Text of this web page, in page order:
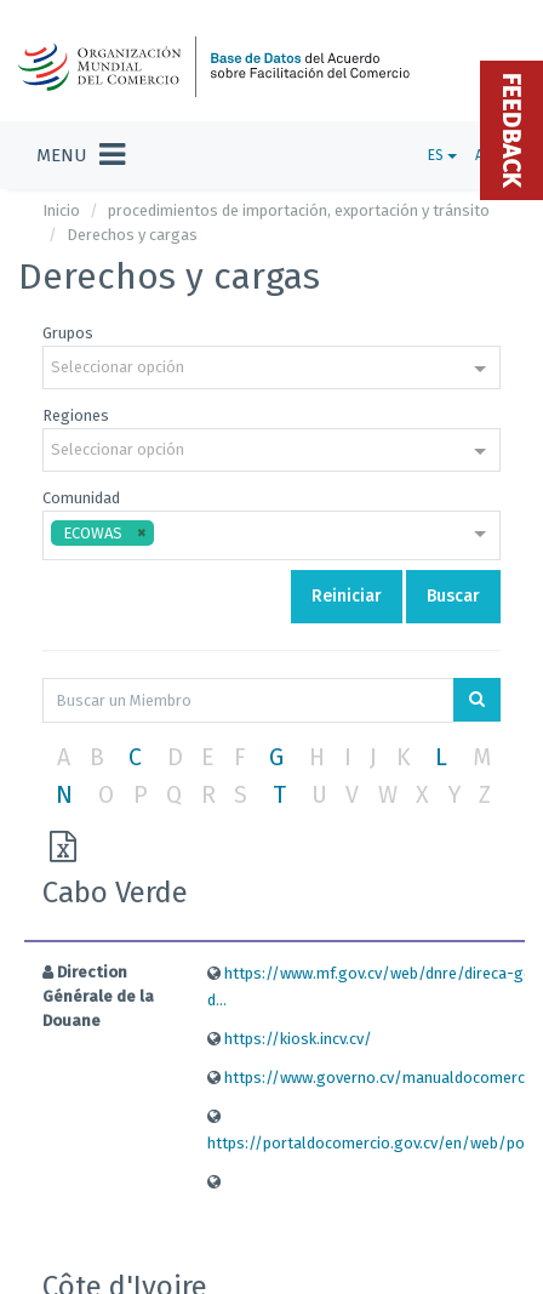
MENU ES ADMIN
Inicio
procedimientos de importación, exportación y tránsito
Derechos y cargas
Derechos y cargas
Grupos
Seleccionar opción
Regiones
Seleccionar opción
Comunidad
ECOWAS
Reiniciar Buscar
A B C D E F G H I J K L
M
N
O P Q R S T U V W X Y Z
Cabo Verde
Direction
Générale de la
Douane
https://www.mf.gov.cv/web/dnre/direca-
d...
https://kiosk.incv.cv/
https://www.governo.cv/manualdocomercio
https://portaldocomercio.gov.cv/en/web/
Côte d'Ivoire
FEEDBACK